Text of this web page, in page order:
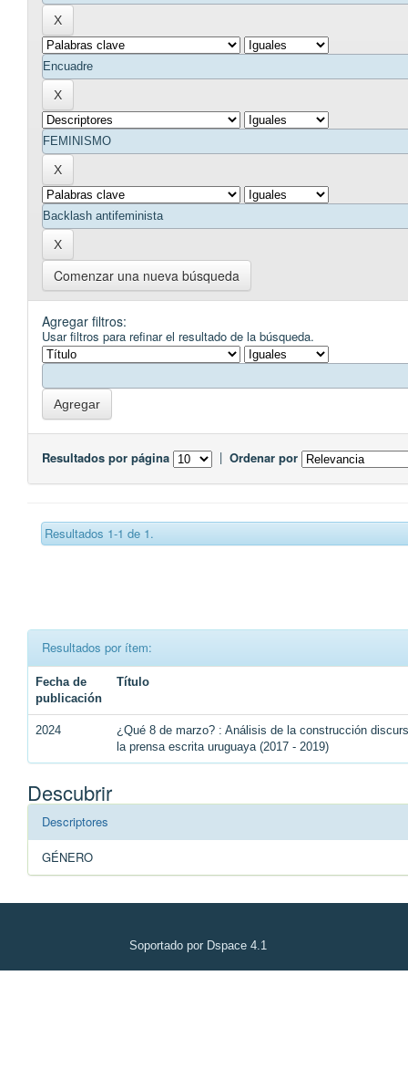
Comenzar una nueva búsqueda
Agregar filtros:
Usar filtros para refinar el resultado de la búsqueda.
Resultados por página | Ordenar por
Resultados 1-1 de 1.
Resultados por ítem:
Fecha de
publicación
Título
2024
¿Qué 8 de marzo? : Análisis de la construcción
la prensa escrita uruguaya (2017 - 2019)
Descubrir
Descriptores
GÉNERO
Soportado por Dspace 4.1